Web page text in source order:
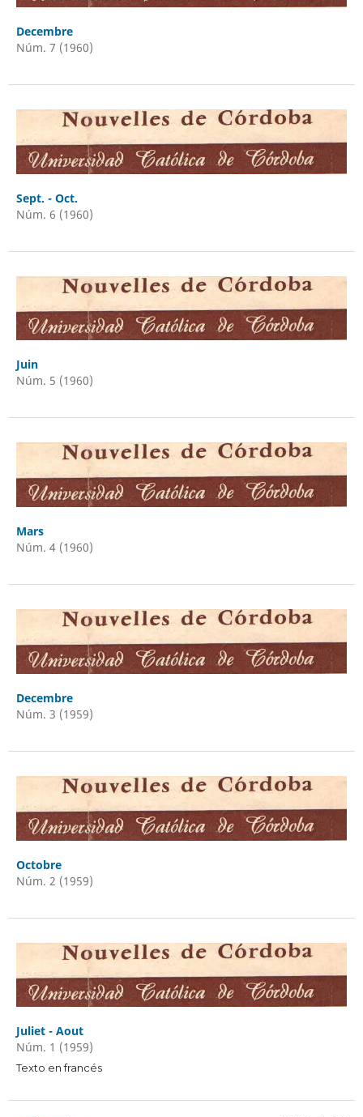
Decembre
Núm. 7 (1960)
Sept. - Oct.
Núm. 6 (1960)
Juin
Núm. 5 (1960)
Mars
Núm. 4 (1960)
Decembre
Núm. 3 (1959)
Octobre
Núm. 2 (1959)
Juliet - Aout
Núm. 1 (1959)
Texto en francés